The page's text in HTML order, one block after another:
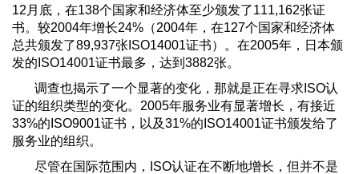
12月底，在138个国家和经济体至少颁发了111,162张证
书。较2004年增长24%（2004年，在127个国家和经济体
总共颁发了89,937张ISO14001证书）。在2005年，日本颁
发的ISO14001证书最多，达到3882张。
调查也揭示了一个显著的变化，那就是正在寻求ISO认
证的组织类型的变化。2005年服务业有显著增长，有接近
33%的ISO9001证书，以及31%的ISO14001证书颁发给了
服务业的组织。
尽管在国际范围内，ISO认证在不断地增长，但并不是